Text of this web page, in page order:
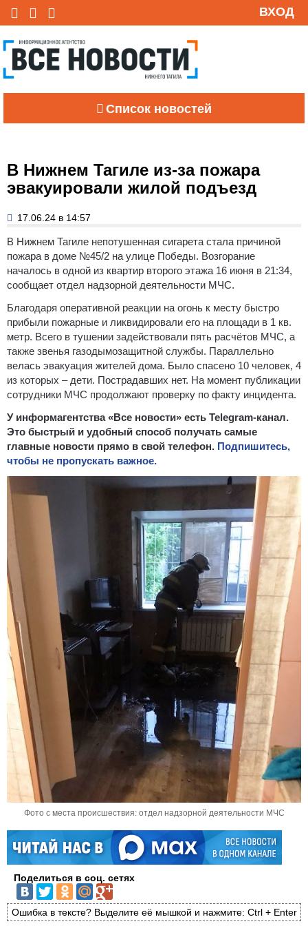
ВХОД
Список новостей
В Нижнем Тагиле из-за пожара
эвакуировали жилой подъезд
17.06.24 в 14:57
В Нижнем Тагиле непотушенная сигарета стала причиной
пожара в доме №45/2 на улице Победы. Возгорание
началось в одной из квартир второго этажа 16 июня в 21:34,
сообщает отдел надзорной деятельности МЧС.
Благодаря оперативной реакции на огонь к месту быстро
прибыли пожарные и ликвидировали его на площади в 1 кв.
метр. Всего в тушении задействовали пять расчётов МЧС, а
также звенья газодымозащитной службы. Параллельно
велась эвакуация жителей дома. Было спасено 10 человек, 4
из которых – дети. Пострадавших нет. На момент публикации
сотрудники МЧС продолжают проверку по факту инцидента.
У информагентства «Все новости» есть Telegram-канал.
Это быстрый и удобный способ получать самые
главные новости прямо в свой телефон. Подпишитесь,
чтобы не пропускать важное.
Фото с места происшествия: отдел надзорной деятельности МЧС
Поделиться в соц. сетях
Ошибка в тексте? Выделите её мышкой и нажмите: Ctrl + Enter